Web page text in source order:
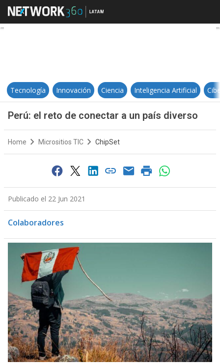
Perú: el reto de conectar a un
Tecnología Innovación Ciencia Inteligencia Artificial
Perú: el reto de conectar a un país diverso
Home Micrositios TIC ChipSet
Publicado el 22 Jun 2021
Colaboradores